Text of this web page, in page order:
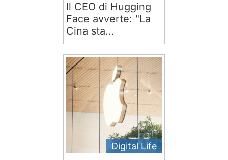
Il CEO di Hugging
Face avverte: "La
Cina sta...
Digital Life